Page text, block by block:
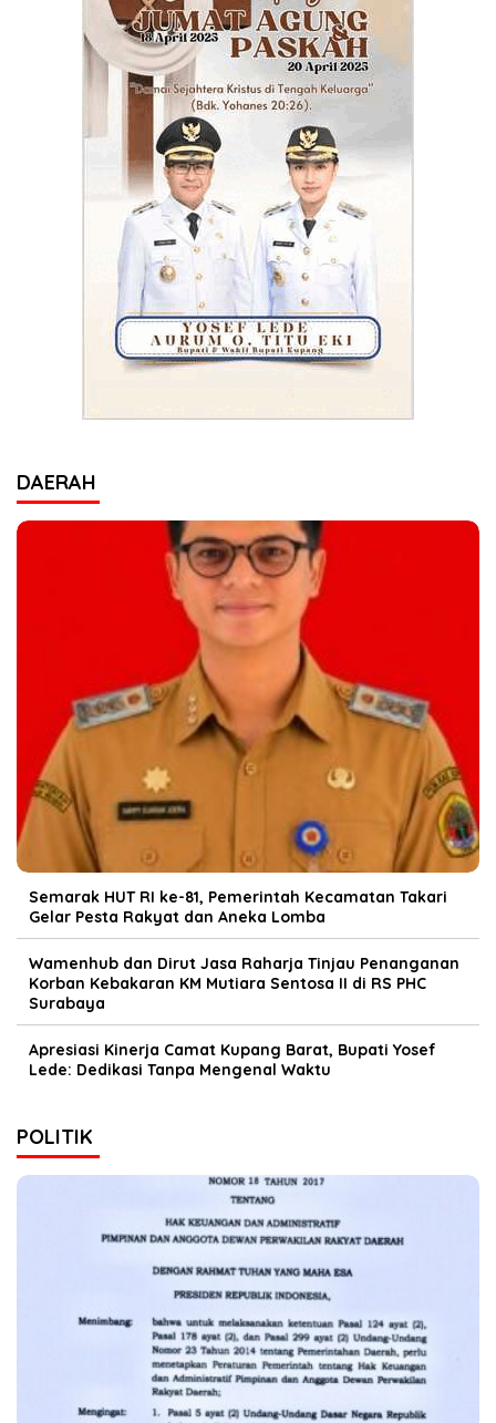
DAERAH
Semarak HUT RI ke-81, Pemerintah Kecamatan Takari
Gelar Pesta Rakyat dan Aneka Lomba
Wamenhub dan Dirut Jasa Raharja Tinjau Penanganan
Korban Kebakaran KM Mutiara Sentosa II di RS PHC
Surabaya
Apresiasi Kinerja Camat Kupang Barat, Bupati Yosef
Lede: Dedikasi Tanpa Mengenal Waktu
POLITIK